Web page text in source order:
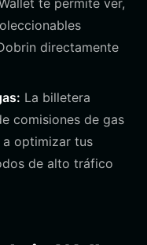
te permite ver,
directamente
La billetera
comisiones de gas
optimizar tus
de alto tráfico